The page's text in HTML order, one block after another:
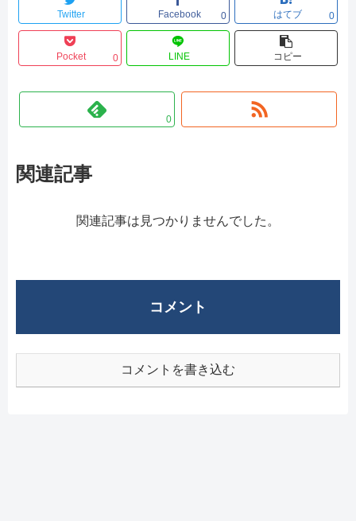
Twitter Facebook 0 はてブ 0
Pocket 0 LINE コピー
0
関連記事
関連記事は見つかりませんでした。
コメント
コメントを書き込む